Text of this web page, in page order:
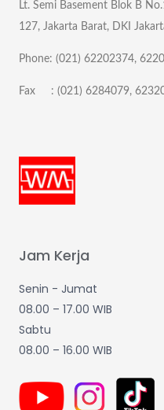
Lt. Semi Basement Blok B
127, Jakarta Barat, DKI
Phone: (021) 62202374,
Fax : (021) 6284079,
Jam Kerja
Senin - Jumat
08.00 – 17.00 WIB
Sabtu
08.00 – 16.00 WIB